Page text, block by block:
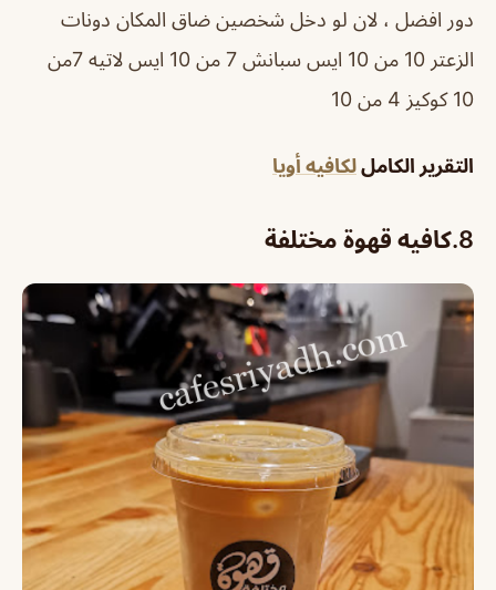
دور افضل ، لان لو دخل شخصين ضاق المكان دونات
الزعتر 10 من 10 ايس سبانش 7 من 10 ايس لاتيه 7من
10 كوكيز 4 من 10
التقرير الكامللكافيه أويا
8.كافيه قهوة مختلفة